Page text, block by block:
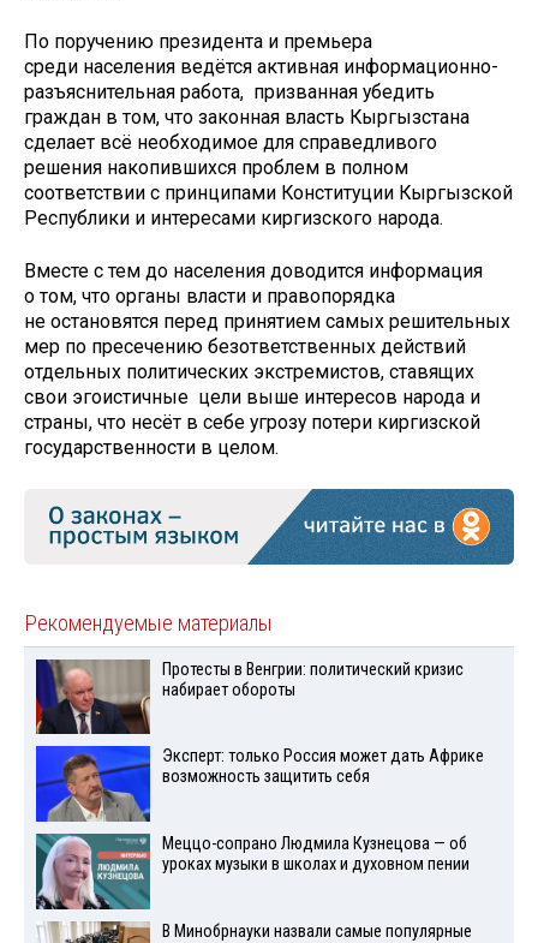
По поручению президента и премьера
среди населения ведётся активная информационно-
разъяснительная работа, призванная убедить
граждан в том, что законная власть Кыргызстана
сделает всё необходимое для справедливого
решения накопившихся проблем в полном
соответствии с принципами Конституции Кыргызской
Республики и интересами киргизского народа.
Вместе с тем до населения доводится информация
о том, что органы власти и правопорядка
не остановятся перед принятием самых решительных
мер по пресечению безответственных действий
отдельных политических экстремистов, ставящих
свои эгоистичные цели выше интересов народа и
страны, что несёт в себе угрозу потери киргизской
государственности в целом.
Рекомендуемые материалы
Протесты в Венгрии: политический кризис
набирает обороты
Эксперт: только Россия может дать Африке
возможность защитить себя
Меццо-сопрано Людмила Кузнецова — об
уроках музыки в школах и духовном пении
В Минобрнауки назвали самые популярные